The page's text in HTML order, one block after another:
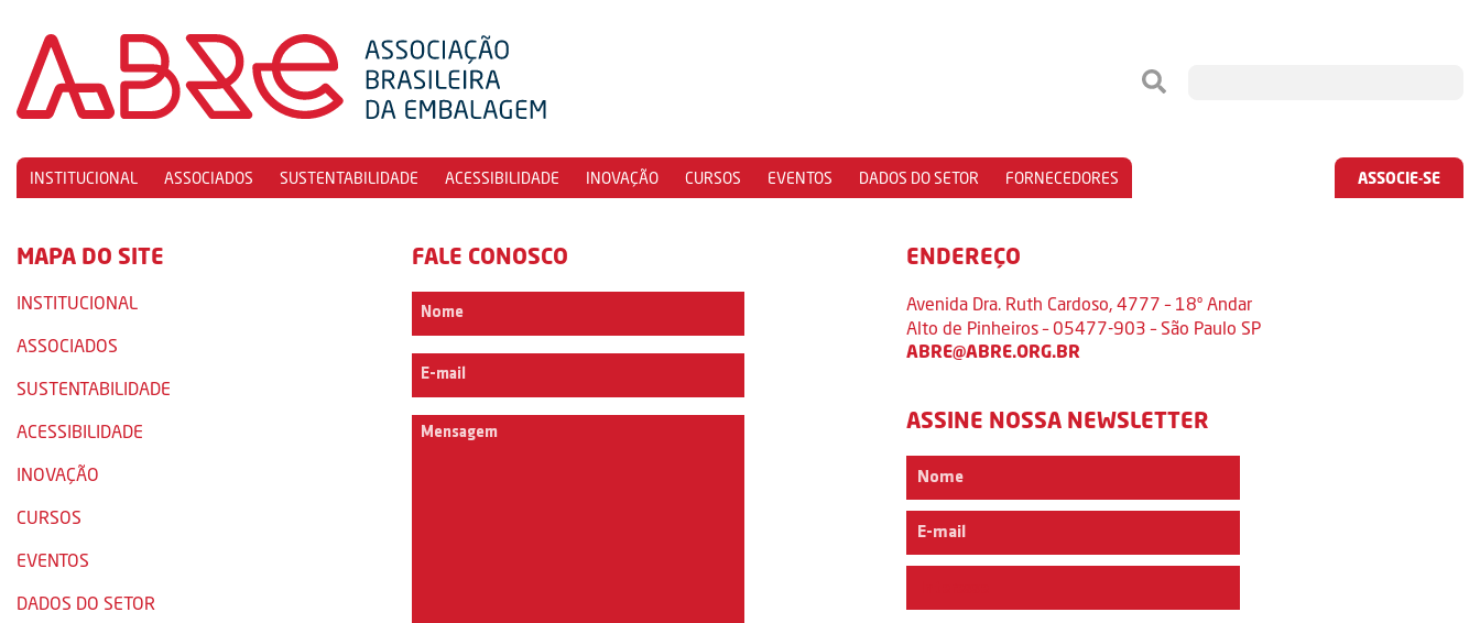
INSTITUCIONAL ASSOCIADOS SUSTENTABILIDADE ACESSIBILIDADE INOVAÇÃO CURSOS EVENTOS DADOS DO SETOR FORNECEDORES ASSOCIE-SE
MAPA DO SITE
INSTITUCIONAL
ASSOCIADOS
SUSTENTABILIDADE
ACESSIBILIDADE
INOVAÇÃO
CURSOS
EVENTOS
DADOS DO SETOR
FALE CONOSCO ENDEREÇO
Avenida Dra. Ruth Cardoso, 4777 – 18º Andar
Alto de Pinheiros – 05477-903 – São Paulo SP
ABRE@ABRE.ORG.BR
ASSINE NOSSA NEWSLETTER